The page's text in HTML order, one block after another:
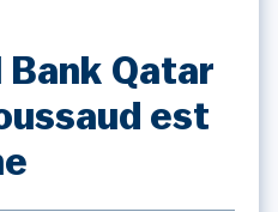
Qatar
est